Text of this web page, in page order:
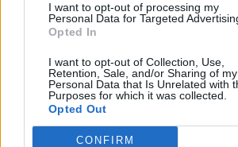
I want to opt-out of processing my
Personal Data for Targeted
Opted In
I want to opt-out of Collection, Use,
Retention, Sale, and/or Sharing of my
Personal Data that Is Unrelated with
Purposes for which it was collected.
Opted Out
CONFIRM
Rubrika „Keliauk su reporteriu“ 2018-
Rubrika „Keliauk su reporteriu“ 2018-
Lietuvos diena